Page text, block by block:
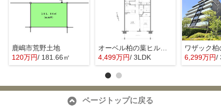
鹿嶋市荒野土地
120万円/ 181.66㎡
オーベル柏の葉ヒルズ壱番館
4,499万円/ 3LDK 6,299万円/
ページトップに戻る